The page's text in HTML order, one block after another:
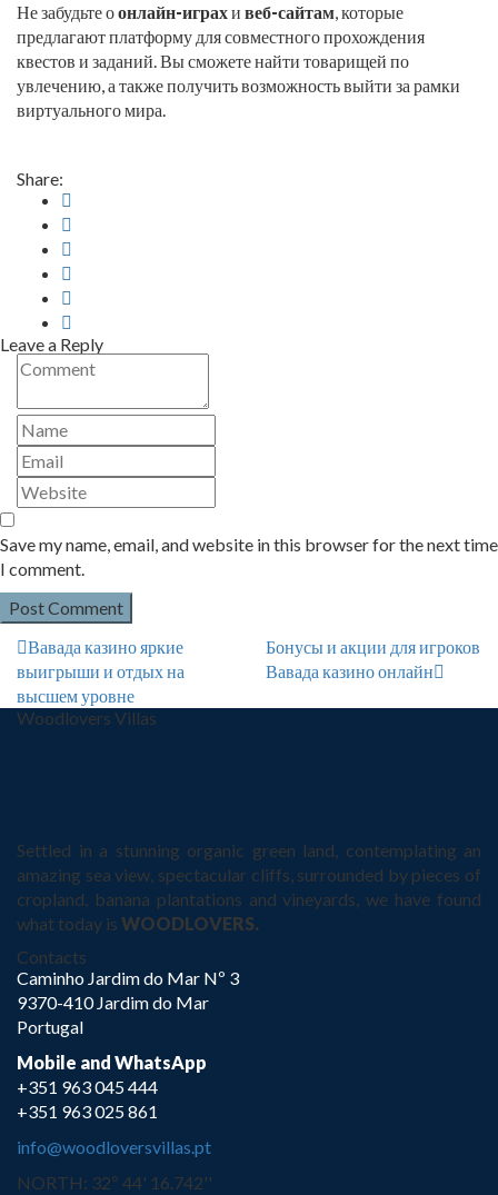
Не забудьте оонлайн-играхи веб-сайтам, которые
предлагают платформу для совместного прохождения
квестов и заданий. Вы сможете найти товарищей по
увлечению, а также получить возможность выйти за рамки
виртуального мира.
Share:
Leave a Reply
Save my name, email, and website in this browser for the next time
I comment.
Вавада казино яркие
выигрыши и отдых на
высшем уровне
Бонусы и акции для игроков
Вавада казино онлайн
Woodlovers Villas
Settled in a stunning organic green land, contemplating an
amazing sea view, spectacular cliffs, surrounded by pieces of
cropland, banana plantations and vineyards, we have found
what today is WOODLOVERS.
Contacts
Caminho Jardim do Mar Nº 3
9370-410 Jardim do Mar
Portugal
Mobile and WhatsApp
+351 963 045 444
+351 963 025 861
info@woodloversvillas.pt
NORTH: 32º 44' 16.742''